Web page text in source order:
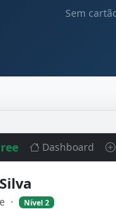
Sem
Dashboard
· Nível 2